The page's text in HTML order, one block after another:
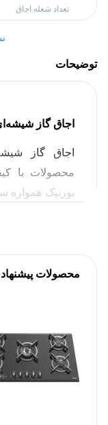
تعداد شعله اجاق
مشخصات کلی
ابعاد محصول
رنگ
توضیحات
اجاق گاز
اجاق گاز
محصولات با
بورنیک همواره
توانسته سهم
در ساخت این
استفاده کرده
این اجاق گاز
همچنین
در ادامه‌ی
محصولات